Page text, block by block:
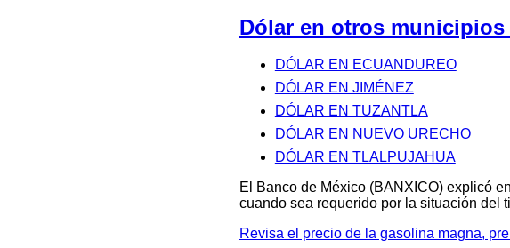
Dólar en otros municipios
DÓLAR EN ECUANDUREO
DÓLAR EN JIMÉNEZ
DÓLAR EN TUZANTLA
DÓLAR EN NUEVO URECHO
DÓLAR EN TLALPUJAHUA
El Banco de México (BANXICO) explicó
cuando sea requerido por la situación del
Revisa el precio de la gasolina magna,